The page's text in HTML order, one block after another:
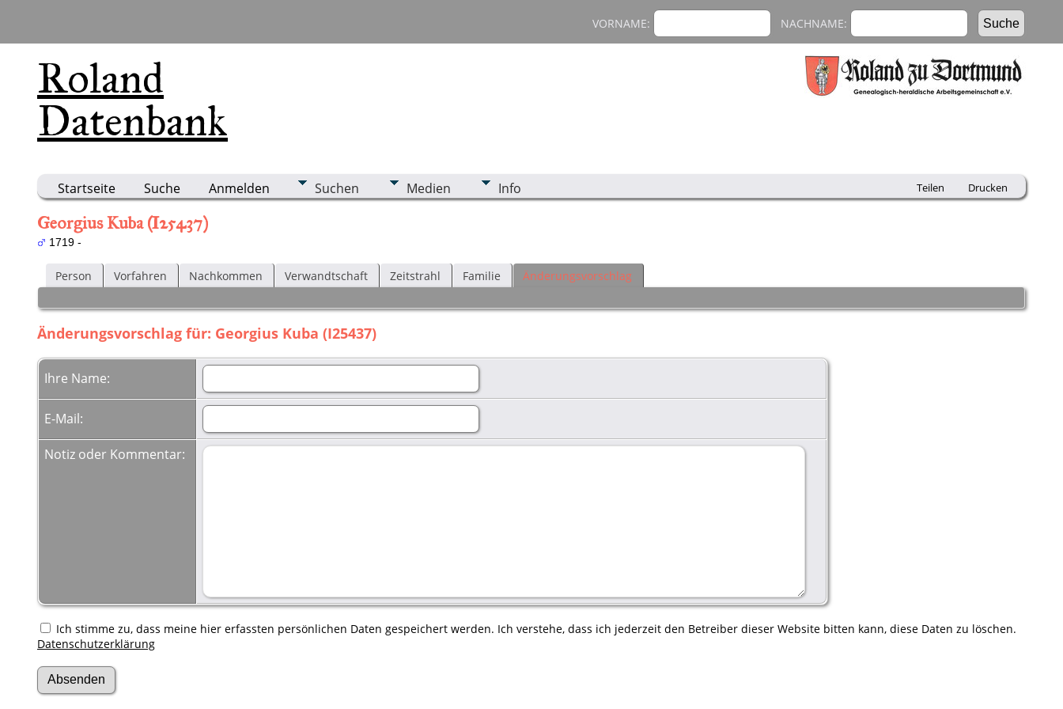
Roland
Datenbank
VORNAME: NACHNAME:
Startseite Suche Anmelden Suchen Medien Info Teilen Drucken
Georgius Kuba (I25437)
1719 -
Person Vorfahren Nachkommen Verwandtschaft Zeitstrahl Familie Änderungsvorschlag
Änderungsvorschlag für: Georgius Kuba (I25437)
Ihre Name:
E-Mail:
Notiz oder Kommentar:
Ich stimme zu, dass meine hier erfassten persönlichen Daten gespeichert werden. Ich verstehe, dass ich jederzeit den Betreiber dieser Website bitten kann, diese Daten zu löschen.
Datenschutzerklärung